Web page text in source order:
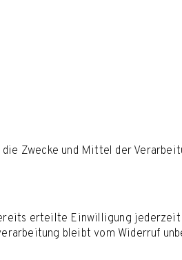
Zwecke und Mittel der
erteilte Einwilligung jederzeit
bleibt vom Widerruf